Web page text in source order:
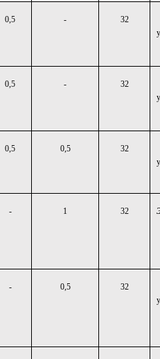
0,5 -
32
0,5 -
32
0,5 0,5
32
- 1 32
- 0,5
32